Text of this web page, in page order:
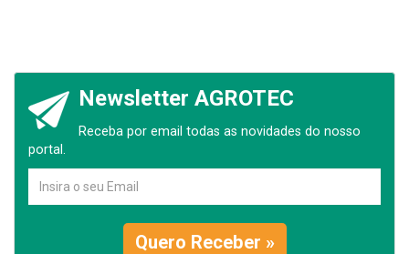
Newsletter AGROTEC
Receba por email todas as novidades do nosso
portal.
Quero Receber »